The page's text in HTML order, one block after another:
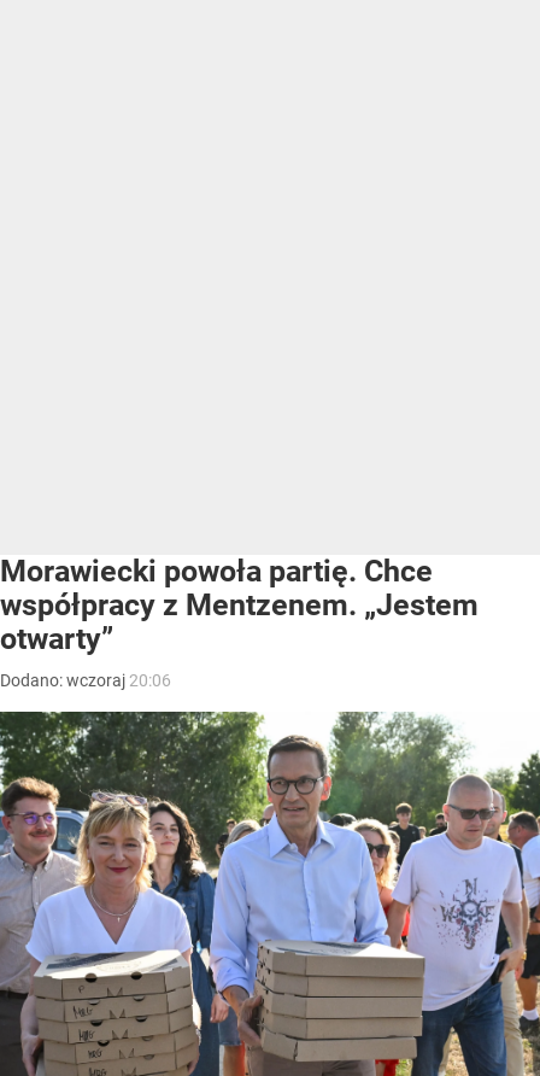
Morawiecki powoła partię. Chce
współpracy z Mentzenem. „Jestem
otwarty”
Dodano:wczoraj 20:06